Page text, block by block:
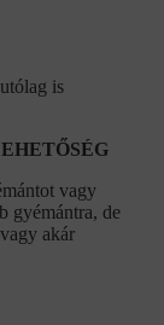
is
vagy
gyémántra, de
akár